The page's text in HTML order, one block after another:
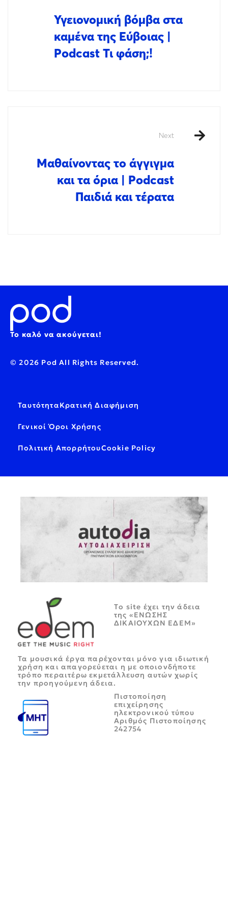
Υγειονομική βόμβα στα
καμένα της Εύβοιας |
Podcast Τι φάση;!
Next
Μαθαίνοντας το άγγιγμα
και τα όρια | Podcast
Παιδιά και τέρατα
Το καλό να ακούγεται!
© 2026 Pod All Rights Reserved.
ΤαυτότηταΚρατική Διαφήμιση
Γενικοί Όροι Χρήσης
Πολιτική ΑπορρήτουCookie Policy
Tο site έχει την άδεια
της «ΕΝΩΣΗΣ
ΔΙΚΑΙΟΥΧΩΝ ΕΔΕΜ»
Τα μουσικά έργα παρέχονται μόνο για ιδιωτική
χρήση και απαγορεύεται η με οποιονδήποτε
τρόπο περαιτέρω εκμετάλλευση αυτών χωρίς
την προηγούμενη άδεια.
Πιστοποίηση
επιχείρησης
ηλεκτρονικού τύπου
Αριθμός Πιστοποίησης
242754